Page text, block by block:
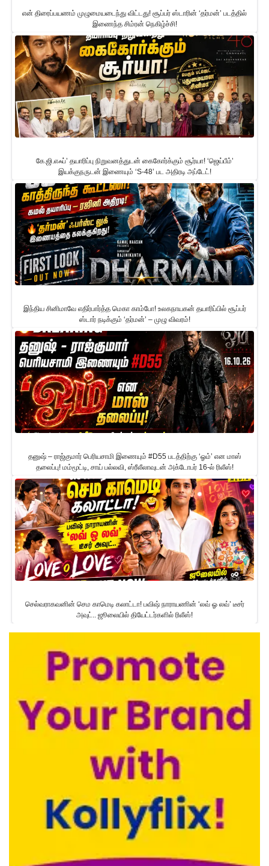
என் திரைப்பயணம் முழுமையடைந்து விட்டது! சூப்பர் ஸ்டாரின் ‘தர்மன்’ படத்தில்
இணைந்த சிம்ரன் நெகிழ்ச்சி!
கே.ஜி.எஃப்’ தயாரிப்பு நிறுவனத்துடன் கைகோர்க்கும் சூர்யா! ‘ஜெய்பீம்’
இயக்குநருடன் இணையும் ‘S-48’ பட அதிரடி அப்டேட்!
இந்திய சினிமாவே எதிர்பார்த்த மெகா காம்போ! உலகநாயகன் தயாரிப்பில் சூப்பர்
ஸ்டார் நடிக்கும் ‘தர்மன்’ – முழு விவரம்!
தனுஷ் – ராஜ்குமார் பெரியசாமி இணையும் #D55 படத்திற்கு ‘ஓம்’ என மாஸ்
தலைப்பு! மம்மூட்டி, சாய் பல்லவி, ஸ்ரீலீலாவுடன் அக்டோபர் 16-ல் ரிலீஸ்!
செல்வராகவனின் செம காமெடி கலாட்டா! பவிஷ் நாராயணின் ‘லவ் ஓ லவ்’ டீசர்
அவுட்.. ஜூலையில் தியேட்டர்களில் ரிலீஸ்!